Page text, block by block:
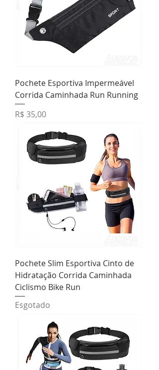
Pochete Esportiva Impermeável
Corrida Caminhada Run Running
Preço
R$ 35,00
Pochete Slim Esportiva Cinto de
Hidratação Corrida Caminhada
Ciclismo Bike Run
Esgotado